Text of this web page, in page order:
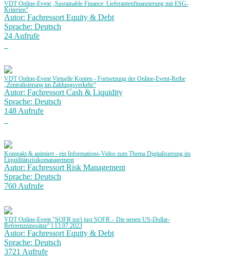
VDT Online-Event „Sustainable Finance: Lieferantenfinanzierung mit ESG-
Kriterien“
Autor: Fachressort Equity & Debt
Sprache: Deutsch
24 Aufrufe
VDT Online-Event Virtuelle Konten - Fortsetzung der Online-Event-Reihe
„Zentralisierung im Zahlungsverkehr“
Autor: Fachressort Cash & Liquidity
Sprache: Deutsch
148 Aufrufe
Kompakt & animiert - ein Informations-Video zum Thema Digitalisierung im
Liquiditätsrisikomanagement
Autor: Fachressort Risk Management
Sprache: Deutsch
760 Aufrufe
VDT Online-Event "SOFR isn't just SOFR – Die neuen US-Dollar-
Referenzzinssätze“ l 13.07.2023
Autor: Fachressort Equity & Debt
Sprache: Deutsch
3721 Aufrufe